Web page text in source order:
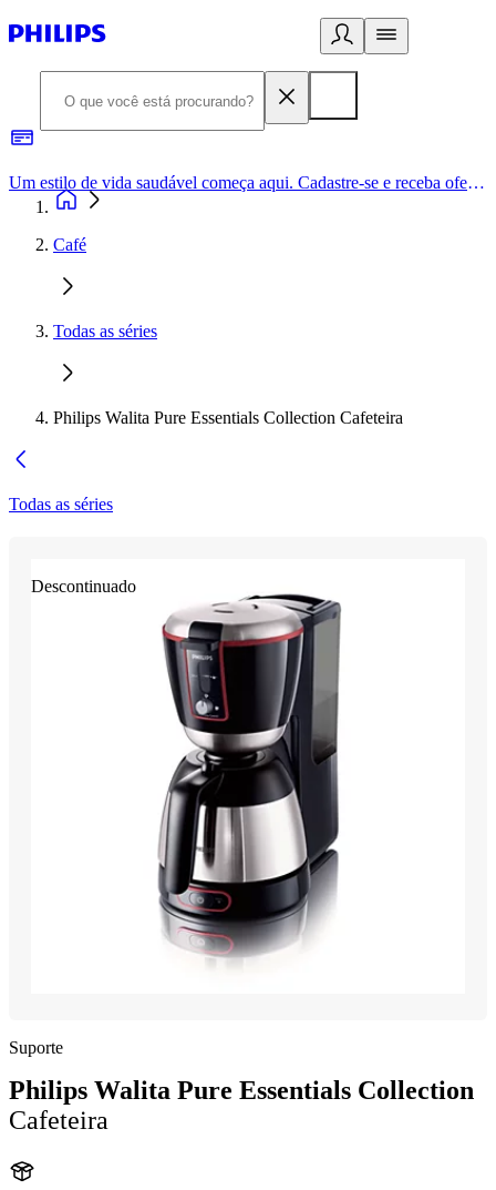
Um estilo de vida saudável começa aqui. Cadastre-se e receba ofertas exclusivas.
Café
Todas as séries
Philips Walita Pure Essentials Collection Cafeteira
Todas as séries
Descontinuado
Suporte
Philips Walita Pure Essentials Collection
Cafeteira